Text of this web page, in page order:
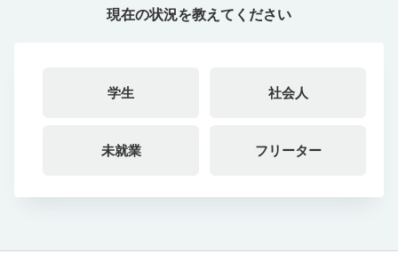
現在の状況を教えてください
学生 社会人
未就業 フリーター